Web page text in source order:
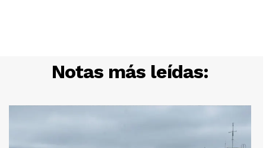
Notas más leídas: